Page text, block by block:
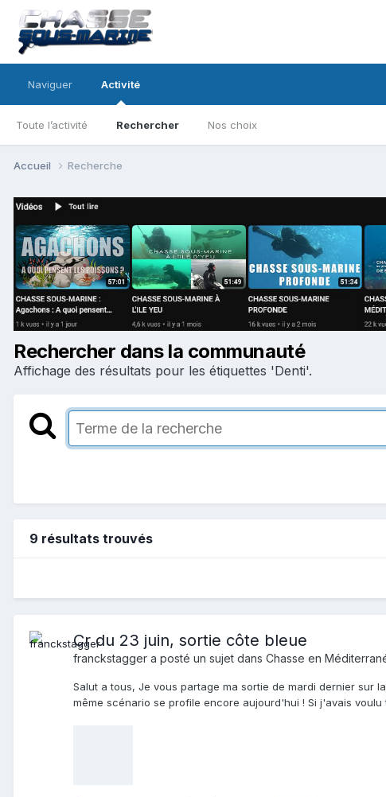
Naviguer Activité
Toute l’activité Rechercher Nos choix
Accueil Recherche
Rechercher dans la communauté
Affichage des résultats pour les étiquettes 'Denti'.
9 résultats trouvés
Cr du 23 juin, sortie côte bleue
franckstagger a posté un sujet dans Chasse en
Salut a tous, Je vous partage ma sortie de mardi dernier sur
même scénario se profile encore aujourd'hui ! Si j'avais voulu